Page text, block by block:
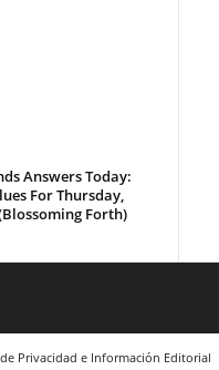
Answers Today:
For Thursday,
Forth)
Privacidad e Información Editorial